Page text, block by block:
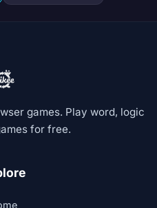
games. Play word, logic
for free.